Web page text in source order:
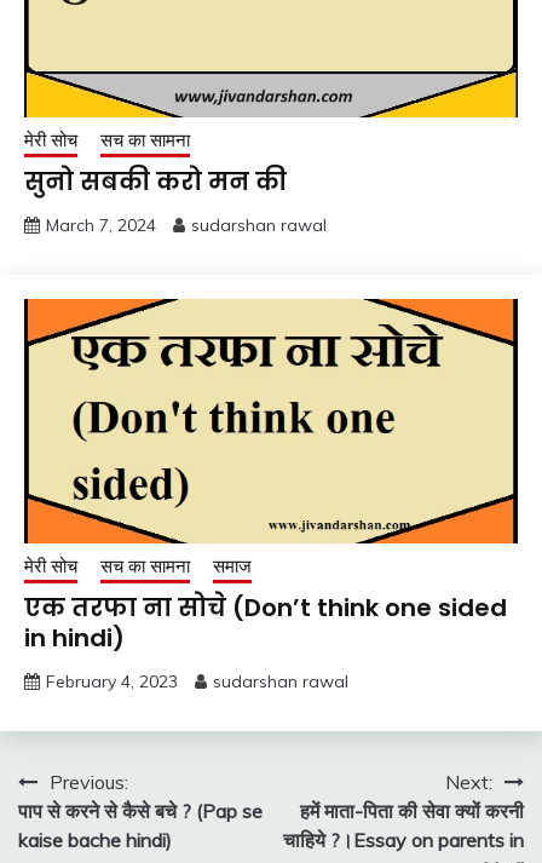
मेरी सोच सच का सामना
सुनो सबकी करो मन की
March 7, 2024 sudarshan rawal
मेरी सोच सच का सामना समाज
एक तरफा ना सोचे (Don’t think one sided
in hindi)
February 4, 2023 sudarshan rawal
Post
navigation
Previous:
पाप से करने से कैसे बचे ? (Pap se
kaise bache hindi)
Next:
हमें माता-पिता की सेवा क्यों करनी
चाहिये ?।Essay on parents in